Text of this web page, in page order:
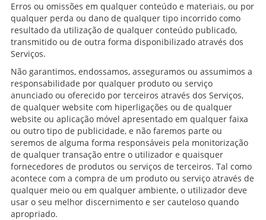
Erros ou omissões em qualquer conteúdo e materiais, ou por
qualquer perda ou dano de qualquer tipo incorrido como
resultado da utilização de qualquer conteúdo publicado,
transmitido ou de outra forma disponibilizado através dos
Serviços.
Não garantimos, endossamos, asseguramos ou assumimos a
responsabilidade por qualquer produto ou serviço
anunciado ou oferecido por terceiros através dos Serviços,
de qualquer website com hiperligações ou de qualquer
website ou aplicação móvel apresentado em qualquer faixa
ou outro tipo de publicidade, e não faremos parte ou
seremos de alguma forma responsáveis pela monitorização
de qualquer transação entre o utilizador e quaisquer
fornecedores de produtos ou serviços de terceiros. Tal como
acontece com a compra de um produto ou serviço através de
qualquer meio ou em qualquer ambiente, o utilizador deve
usar o seu melhor discernimento e ser cauteloso quando
apropriado.